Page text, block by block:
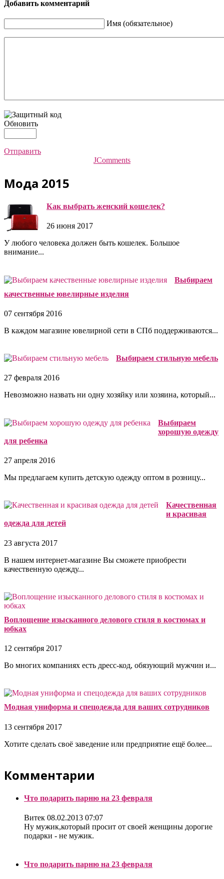
Добавить комментарий
Имя (обязательное)
Обновить
Отправить
JComments
Мода 2015
Как выбрать женский кошелек?
26 июня 2017
У любого человека должен быть кошелек. Большое
внимание...
Выбираем
качественные ювелирные изделия
07 сентября 2016
В каждом магазине ювелирной сети в СПб поддерживаются...
Выбираем стильную мебель
27 февраля 2016
Невозможно назвать ни одну хозяйку или хозяина, который...
Выбираем
хорошую одежду
для ребенка
27 апреля 2016
Мы предлагаем купить детскую одежду оптом в розницу...
Качественная
и красивая
одежда для детей
23 августа 2017
В нашем интернет-магазине Вы сможете приобрести
качественную одежду...
Воплощение изысканного делового стиля в костюмах и
юбках
12 сентября 2017
Во многих компаниях есть дресс-код, обязующий мужчин и...
Модная униформа и спецодежда для ваших сотрудников
13 сентября 2017
Хотите сделать своё заведение или предприятие ещё более...
Комментарии
Что подарить парню на 23 февраля
Витек 08.02.2013 07:07
Ну мужик,который просит от своей женщины дорогие
подарки - не мужик.
Что подарить парню на 23 февраля